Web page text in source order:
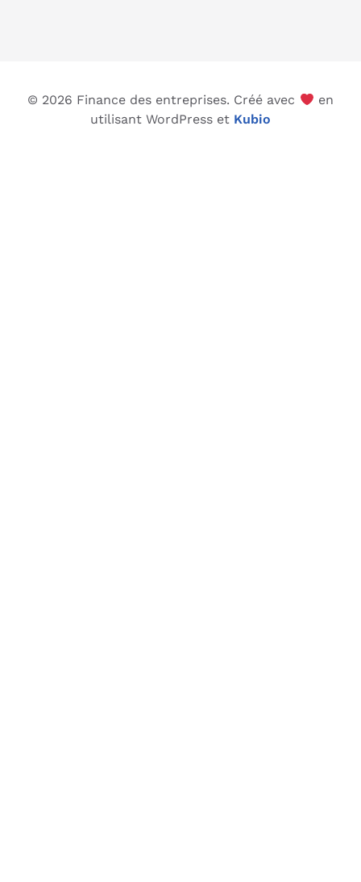
© 2026 Finance des entreprises. Créé avec
en
utilisant WordPress et Kubio